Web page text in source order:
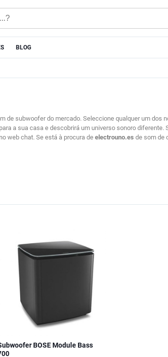
BLOG
de subwoofer do mercado. Seleccione qualquer um dos
a sua casa e descobrirá um universo sonoro
web chat. Se está à procura deelectrouno.es de som de
BOSE Module Bass